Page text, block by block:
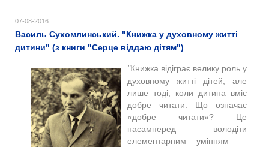
07-08-2016
Василь Сухомлинський. "Книжка у духовному житті
дитини" (з книги "Серце віддаю дітям")
"Книжка відіграє велику роль у
духовному житті дітей, але
лише тоді, коли дитина вміє
добре читати. Що означає
«добре читати»? Це
насамперед володіти
елементарним умінням —